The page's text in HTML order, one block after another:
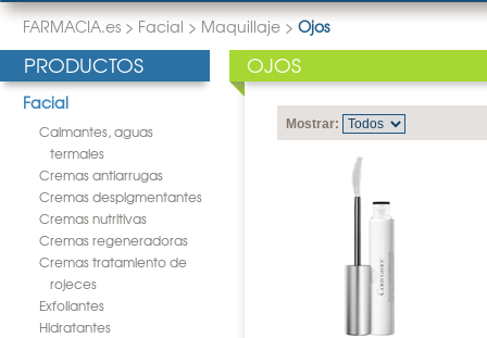
FARMACIA.es > Facial > Maquillaje > Ojos
PRODUCTOS
Facial
Calmantes, aguas
termales
Cremas antiarrugas
Cremas despigmentantes
Cremas nutritivas
Cremas regeneradoras
Cremas tratamiento de
rojeces
Exfoliantes
Hidratantes
OJOS
Mostrar: